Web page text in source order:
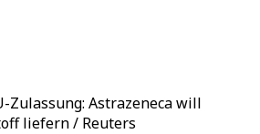
Zulassung: Astrazeneca will
liefern / Reuters